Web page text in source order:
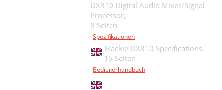
DX810 Digital Audio Mixer/Signal
Processor,
8 Seiten
Spezifikationen
Mackie DX810 Specifications,
15 Seiten
Bedienerhandbuch